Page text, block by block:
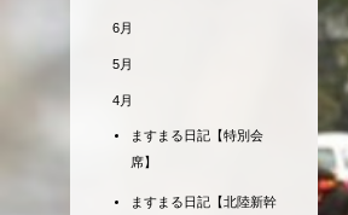
6月
5月
4月
ますまる日記【特別会
席】
ますまる日記【北陸新幹